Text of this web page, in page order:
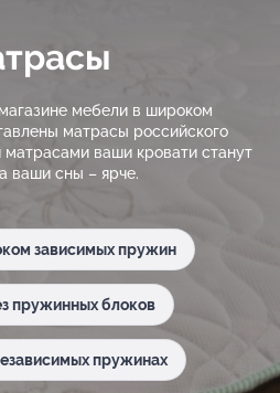
мебели в широком
матрасы российского
ваши кровати станут
ваши сны – ярче.
зависимых пружин
пружинных блоков
пружинах